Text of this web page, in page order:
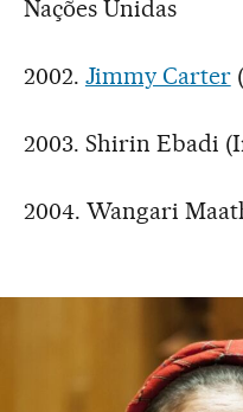
Nações Unidas
2002. Jimmy Carter
2003. Shirin Ebadi
2004. Wangari